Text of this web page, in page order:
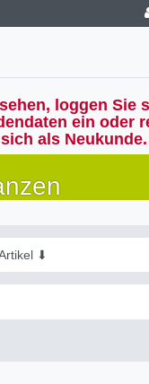
loggen Sie
ein oder
sich als Neukunde.